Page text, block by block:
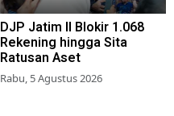
DJP Jatim II Blokir 1.068
Rekening hingga Sita
Ratusan Aset
Rabu, 5 Agustus 2026